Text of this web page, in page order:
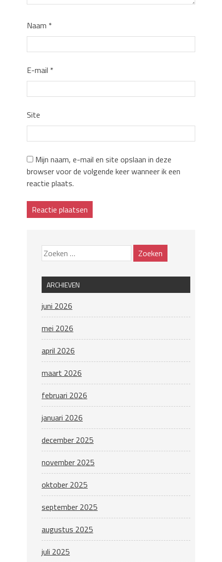
Naam *
E-mail *
Site
Mijn naam, e-mail en site opslaan in deze
browser voor de volgende keer wanneer ik een
reactie plaats.
ARCHIEVEN
juni 2026
mei 2026
april 2026
maart 2026
februari 2026
januari 2026
december 2025
november 2025
oktober 2025
september 2025
augustus 2025
juli 2025